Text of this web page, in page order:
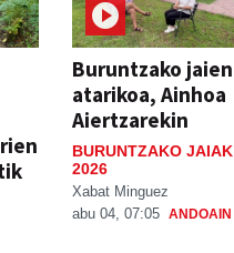
Buruntzako jaien
atarikoa, Ainhoa
Aiertzarekin
BURUNTZAKO JAIAK
2026
Xabat Minguez
abu 04, 07:05 ANDOAIN